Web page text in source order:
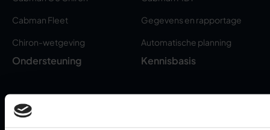
Cabman Fleet
Chiron-wetgeving
Gegevens en rapportage
Automatische planning
Ondersteuning
Servicepartners
Helpdesk
Kennisbasis
FAQ